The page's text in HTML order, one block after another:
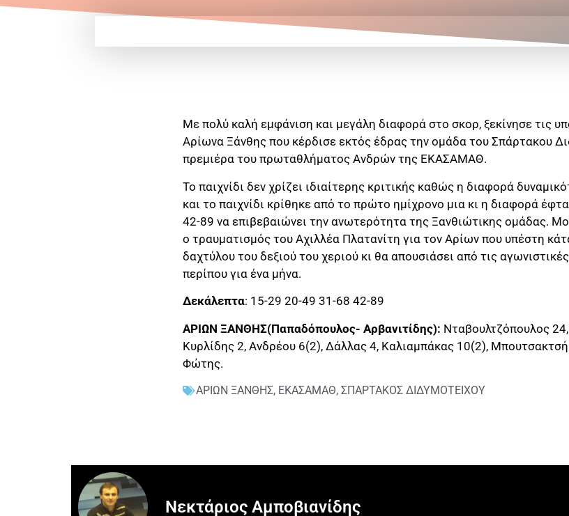
Με πολύ καλή εμφάνιση και μεγάλη διαφορά στο σκορ, ξεκίνησε τις
Αρίωνα Ξάνθης που κέρδισε εκτός έδρας την ομάδα του Σπάρτακου
πρεμιέρα του πρωταθλήματος Ανδρών της ΕΚΑΣΑΜΑΘ.
Το παιχνίδι δεν χρίζει ιδιαίτερης κριτικής καθώς η διαφορά
και το παιχνίδι κρίθηκε από το πρώτο ημίχρονο μια κι η διαφορά
42-89 να επιβεβαιώνει την ανωτερότητα της Ξανθιώτικης ομάδας.
ο τραυματισμός του Αχιλλέα Πλατανίτη για τον Αρίων που υπέστη
δαχτύλου του δεξιού του χεριού κι θα απουσιάσει από τις
περίπου για ένα μήνα.
Δεκάλεπτα: 15-29 20-49 31-68 42-89
ΑΡΙΩΝ ΞΑΝΘΗΣ(Παπαδόπουλος- Αρβανιτίδης): Νταβουλτζόπουλος
Κυρλίδης 2, Ανδρέου 6(2), Δάλλας 4, Καλιαμπάκας 10(2),
Φώτης.
ΑΡΙΩΝ ΞΑΝΘΗΣ, ΕΚΑΣΑΜΑΘ, ΣΠΑΡΤΑΚΟΣ ΔΙΔΥΜΟΤΕΙΧΟΥ
Νεκτάριος Αμποβιανίδης